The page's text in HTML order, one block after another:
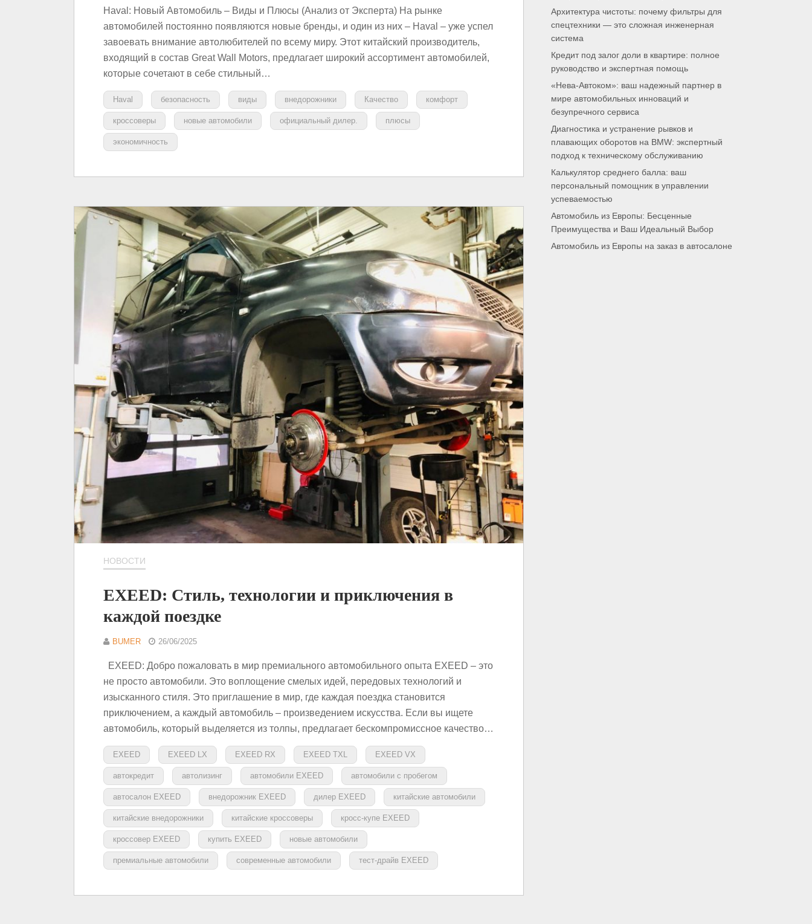
Haval: Новый Автомобиль – Виды и Плюсы (Анализ от Эксперта) На рынке
автомобилей постоянно появляются новые бренды, и один из них – Haval – уже успел
завоевать внимание автолюбителей по всему миру. Этот китайский производитель,
входящий в состав Great Wall Motors, предлагает широкий ассортимент автомобилей,
которые сочетают в себе стильный…
Haval безопасность виды внедорожники Качество комфорт
кроссоверы новые автомобили официальный дилер. плюсы
экономичность
НОВОСТИ
EXEED: Стиль, технологии и приключения в
каждой поездке
BUMER 26/06/2025
EXEED: Добро пожаловать в мир премиального автомобильного опыта EXEED – это
не просто автомобили. Это воплощение смелых идей, передовых технологий и
изысканного стиля. Это приглашение в мир, где каждая поездка становится
приключением, а каждый автомобиль – произведением искусства. Если вы ищете
автомобиль, который выделяется из толпы, предлагает бескомпромиссное качество…
EXEED EXEED LX EXEED RX EXEED TXL EXEED VX
автокредит автолизинг автомобили EXEED автомобили с пробегом
автосалон EXEED внедорожник EXEED дилер EXEED китайские автомобили
китайские внедорожники китайские кроссоверы кросс-купе EXEED
кроссовер EXEED купить EXEED новые автомобили
премиальные автомобили современные автомобили тест-драйв EXEED
Архитектура чистоты: почему фильтры для
спецтехники — это сложная инженерная
система
Кредит под залог доли в квартире: полное
руководство и экспертная помощь
«Нева-Автоком»: ваш надежный партнер в
мире автомобильных инноваций и
безупречного сервиса
Диагностика и устранение рывков и
плавающих оборотов на BMW: экспертный
подход к техническому обслуживанию
Калькулятор среднего балла: ваш
персональный помощник в управлении
успеваемостью
Автомобиль из Европы: Бесценные
Преимущества и Ваш Идеальный Выбор
Автомобиль из Европы на заказ в автосалоне